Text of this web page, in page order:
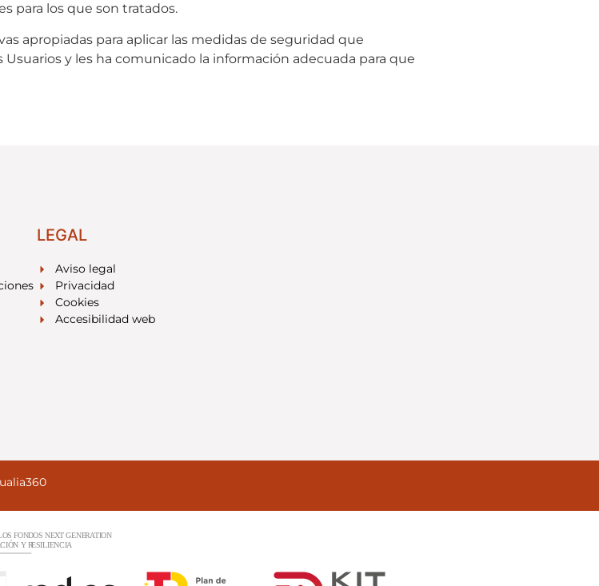
para los que son tratados.
apropiadas para aplicar las medidas de seguridad que
y les ha comunicado la información adecuada para que
LEGAL
Aviso legal
Privacidad
Cookies
Accesibilidad web